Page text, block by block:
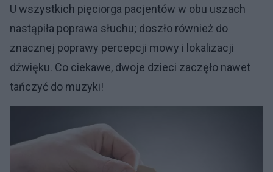
U wszystkich pięciorga pacjentów w obu uszach
nastąpiła poprawa słuchu; doszło również do
znacznej poprawy percepcji mowy i lokalizacji
dźwięku. Co ciekawe, dwoje dzieci zaczęło nawet
tańczyć do muzyki!